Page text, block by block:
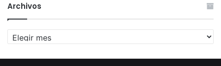
Archivos
Archivos